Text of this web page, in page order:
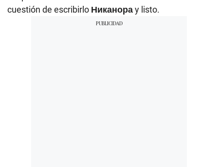
cuestión de escribirlo Никанораy listo.